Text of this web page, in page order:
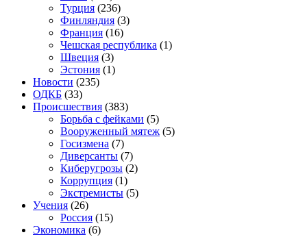
Турция (236)
Финляндия (3)
Франция (16)
Чешская республика (1)
Швеция (3)
Эстония (1)
Новости (235)
ОДКБ (33)
Происшествия (383)
Борьба с фейками (5)
Вооруженный мятеж (5)
Госизмена (7)
Диверсанты (7)
Киберугрозы (2)
Коррупция (1)
Экстремисты (5)
Учения (26)
Россия (15)
Экономика (6)